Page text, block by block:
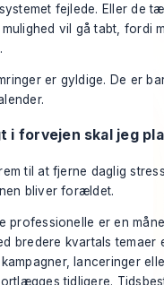
fejlede. Eller de
vil gå tabt, fordi
er gyldige. De er
i forvejen skal jeg
til at fjerne daglig
bliver forældet.
professionelle er en
bredere kvartals temaer
lanceringer
tidligere.